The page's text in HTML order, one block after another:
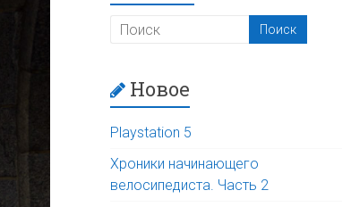
Новое
Playstation 5
Хроники начинающего
велосипедиста. Часть 2